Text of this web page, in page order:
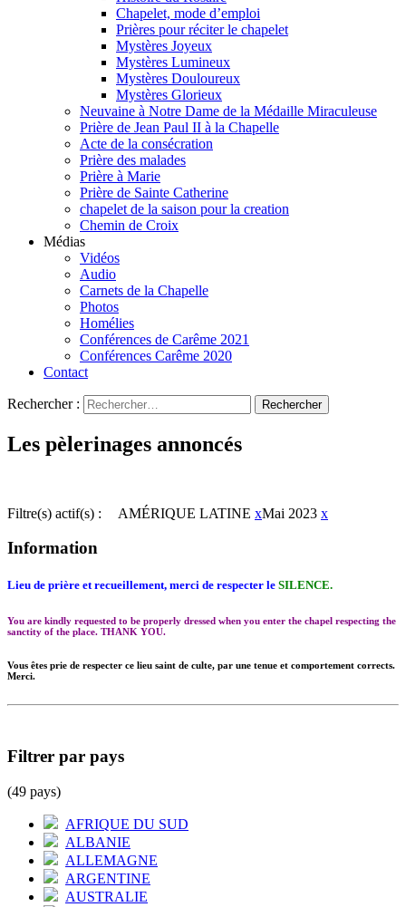
Chapelet, mode d’emploi
Prières pour réciter le chapelet
Mystères Joyeux
Mystères Lumineux
Mystères Douloureux
Mystères Glorieux
Neuvaine à Notre Dame de la Médaille Miraculeuse
Prière de Jean Paul II à la Chapelle
Acte de la consécration
Prière des malades
Prière à Marie
Prière de Sainte Catherine
chapelet de la saison pour la creation
Chemin de Croix
Médias
Vidéos
Audio
Carnets de la Chapelle
Photos
Homélies
Conférences de Carême 2021
Conférences Carême 2020
Contact
Rechercher :
Les pèlerinages annoncés
Filtre(s) actif(s) : AMÉRIQUE LATINE xMai 2023 x
Information
Lieu de prière et recueillement, merci de respecter le SILENCE.
You are kindly requested to be properly dressed when you enter the chapel respecting the
sanctity of the place. THANK YOU.
Vous êtes prie de respecter ce lieu saint de culte, par une tenue et comportement corrects.
Merci.
Filtrer par pays
(49 pays)
AFRIQUE DU SUD
ALBANIE
ALLEMAGNE
ARGENTINE
AUSTRALIE